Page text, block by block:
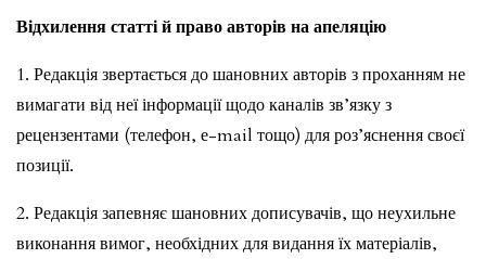
Відхилення статті й право авторів на апеляцію
1. Редакція звертається до шановних авторів з проханням не
вимагати від неї інформації щодо каналів зв’язку з
рецензентами (телефон, е-mail тощо) для роз’яснення своєї
позиції.
2. Редакція запевняє шановних дописувачів, що неухильне
виконання вимог, необхідних для видання їх матеріалів,